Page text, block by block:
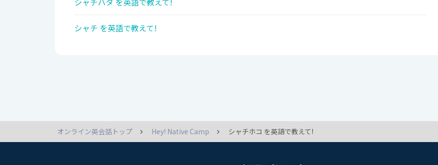
シャチ を英語で教えて!
オンライン英会話トップ Hey! Native Camp シャチホコ を英語で教えて!